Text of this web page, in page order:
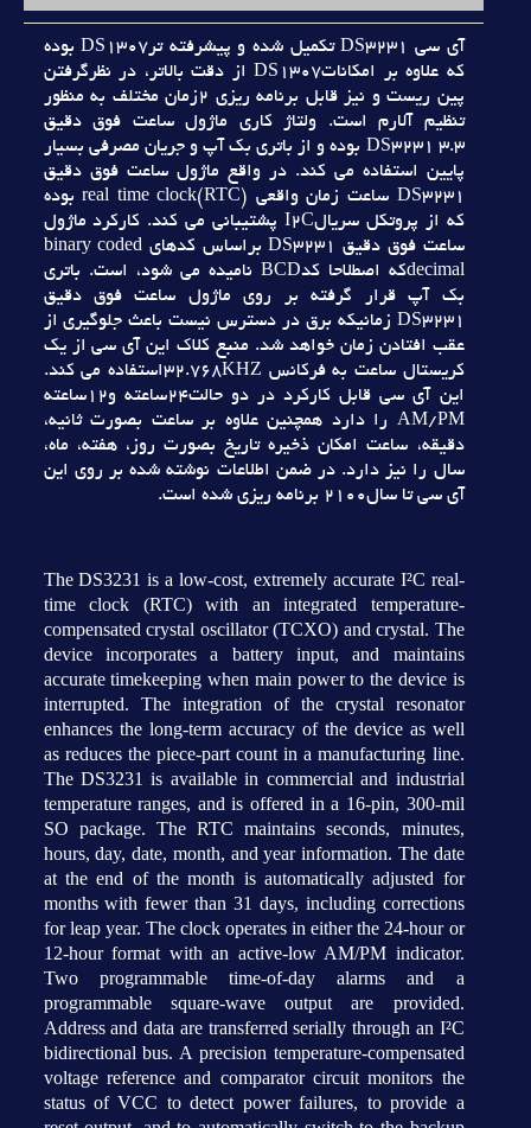
آي سي DS3231 تکميل شده و پيشرفته ترDS1307 بوده
که علاوه بر امکاناتDS1307 از دقت بالاتر، در نظرگرفتن
پين ريست و نيز قابل برنامه ريزي 2زمان مختلف به منظور
تنظيم آلارم است. ولتاژ کاري ماژول ساعت فوق دقيق
DS3231 3.3 بوده و از باتري بک آپ و جريان مصرفي بسيار
پايين استفاده مي کند. در واقع ماژول ساعت فوق دقيق
DS3231 ساعت زمان واقعي real time clock(RTC) بوده
که از پروتکل سريالI2C پشتيباني مي کند. کارکرد ماژول
ساعت فوق دقيق DS3231 براساس کدهاي binary coded
decimalکه اصطلاحا کدBCD ناميده مي شود، است. باتري
بک آپ قرار گرفته بر روي ماژول ساعت فوق دقيق
DS3231 زمانيکه برق در دسترس نيست باعث جلوگيري از
عقب افتادن زمان خواهد شد. منبع کلاک اين آي سي از يک
کريستال ساعت به فرکانس 32.768KHZاستفاده مي کند.
اين آي سي قابل کارکرد در دو حالت24ساعته و12ساعته
AM/PM را دارد همچنين علاوه بر ساعت بصورت ثانيه،
دقيقه، ساعت امکان ذخيره تاريخ بصورت روز، هفته، ماه،
سال را نيز دارد. در ضمن اطلاعات نوشته شده بر روي اين
آي سي تا سال2100 برنامه ريزي شده است.
The DS3231 is a low-cost, extremely accurate I²C real-
time clock (RTC) with an integrated temperature-
compensated crystal oscillator (TCXO) and crystal. The
device incorporates a battery input, and maintains
accurate timekeeping when main power to the device is
interrupted. The integration of the crystal resonator
enhances the long-term accuracy of the device as well
as reduces the piece-part count in a manufacturing line.
The DS3231 is available in commercial and industrial
temperature ranges, and is offered in a 16-pin, 300-mil
SO package. The RTC maintains seconds, minutes,
hours, day, date, month, and year information. The date
at the end of the month is automatically adjusted for
months with fewer than 31 days, including corrections
for leap year. The clock operates in either the 24-hour or
12-hour format with an active-low AM/PM indicator.
Two programmable time-of-day alarms and a
programmable square-wave output are provided.
Address and data are transferred serially through an I²C
bidirectional bus. A precision temperature-compensated
voltage reference and comparator circuit monitors the
status of VCC to detect power failures, to provide a